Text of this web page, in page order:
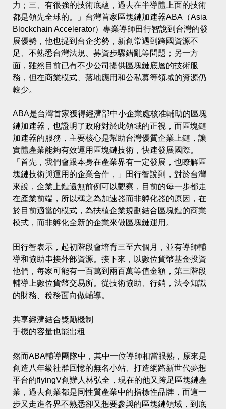
力；三、有很強的技術底蘊，過去在半導體上面的技術
都是領先全球的。」台灣首家區塊鏈加速器ABA（Asia
Blockchain Accelerator）專業導師田行智說到台灣的發
展優勢，他也提到台企劣勢，新創常遇到跨國資源不
足、不熟悉台灣法規、募資步驟錯亂等問題；另一方
面，雖然目前已有不少公司提供區塊鏈底層的技術服
務，但在商業模式、落地應用和公私募等領域的資源仍
較少。
ABA是台灣首家獲得經濟部中小企業處核准輔助的區塊
鏈加速器，也證明了政府對於此領域的正視，而區塊鏈
加速器的服務，主要核心是幫助台灣優質企業上鏈，讓
實體產業能夠有效運用區塊鏈技術，快速發展國際。
「首先，我們會跟本身在產業界有一定發展，也瞭解區
塊鏈技術與運用的企業合作，」田行智說到，對於台灣
來說，企業上鏈還無前例可以觀察，目前的每一步都走
在產業前端，所以稱之為加速器而非孵化器的原因，在
於目前適當的模式，為扶植企業規劃結合區塊鏈的商業
模式，而非孵化全新的企業來做區塊鏈運用。
田行智表示，起初階段會培育三至六個月，並有導師輔
導和協助串接外部資源。接下來，以數位貨幣基金投資
他們，每家可能有一百萬到兩百萬等值金額，第三階段
輔導上數位貨幣交易所。從技術協助、行銷，法令知識
的財務、稅務面向做輔導。
共享經濟結合獎勵機制
手機的容量也能出租
然而ABA輔導團隊中，其中一位導師相當眼熟，原來是
創造八年級社群回憶的無名小站、打造網路新世代夢想
平台的flyingV創辦人林弘全，現在的他又跨足區塊鏈產
業，過去創業都是同性質產業中的指標性品牌，而這一
步又走進各界不熟悉卻又想要參與的區塊鏈領域，到底